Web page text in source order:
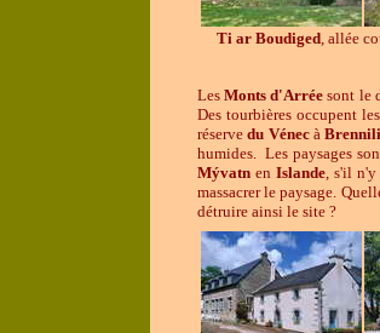
Ti ar Boudiged, allée
LesMonts d'Arrée sont le
Des tourbières occupent
réservedu Vénecà
humides. Les paysages
Mývatn enIslande, s'il n'y
massacrer le paysage.
détruire ainsi le site ?